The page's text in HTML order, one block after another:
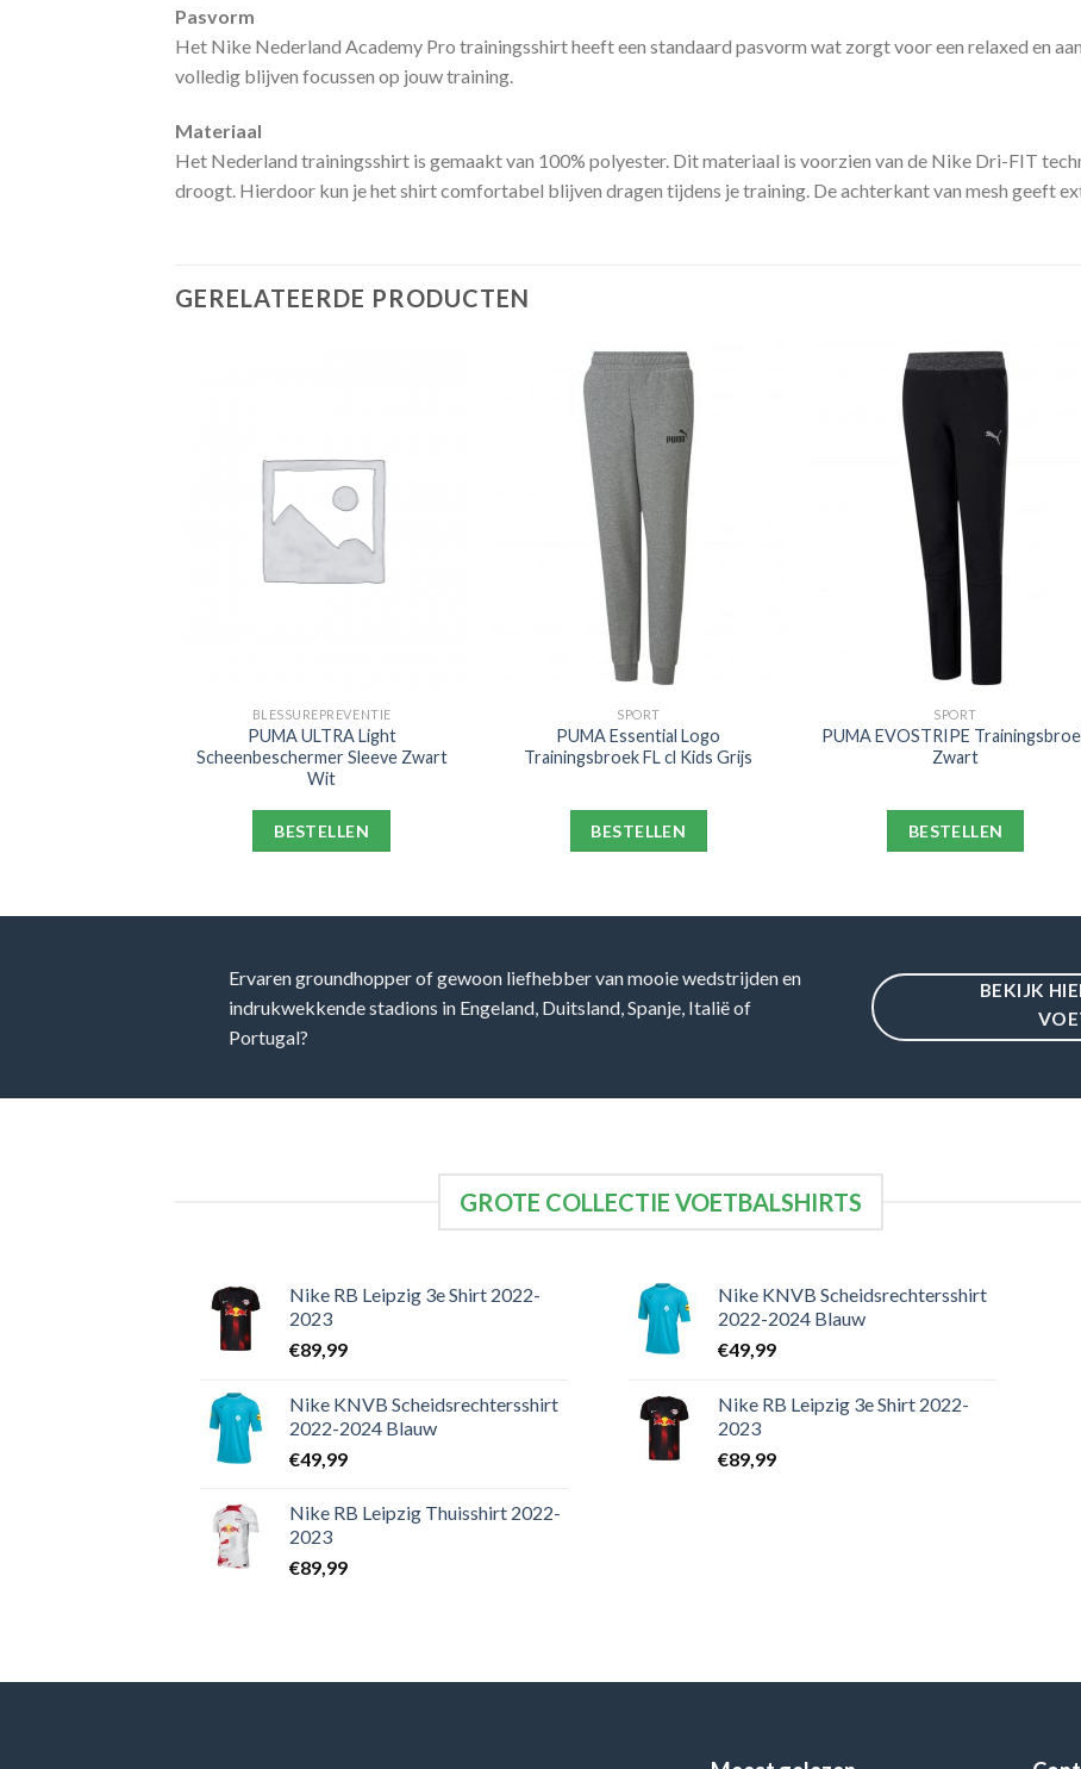
Pasvorm
Het Nike Nederland Academy Pro trainingsshirt heeft een standaard pasvorm wat zorgt voor een relaxed en
volledig blijven focussen op jouw training.
Materiaal
Het Nederland trainingsshirt is gemaakt van 100% polyester. Dit materiaal is voorzien van de Nike Dri-FIT
droogt. Hierdoor kun je het shirt comfortabel blijven dragen tijdens je training. De achterkant van mesh geeft
GERELATEERDE PRODUCTEN
BLESSUREPREVENTIE
PUMA ULTRA Light
Scheenbeschermer Sleeve Zwart
Wit
BESTELLEN
SPORT
PUMA Essential Logo
Trainingsbroek FL cl Kids Grijs
BESTELLEN
SPORT
PUMA EVOSTRIPE
Zwart
BESTELLEN
Ervaren groundhopper of gewoon liefhebber van mooie wedstrijden en
indrukwekkende stadions in Engeland, Duitsland, Spanje, Italië of
Portugal?
BEKIJK
GROTE COLLECTIE VOETBALSHIRTS
Nike RB Leipzig 3e Shirt 2022-
2023
€89,99
Nike KNVB Scheidsrechtersshirt
2022-2024 Blauw
€49,99
Nike RB Leipzig Thuisshirt 2022-
2023
€89,99
Nike KNVB Scheidsrechtersshirt
2022-2024 Blauw
€49,99
Nike RB Leipzig 3e Shirt 2022-
2023
€89,99